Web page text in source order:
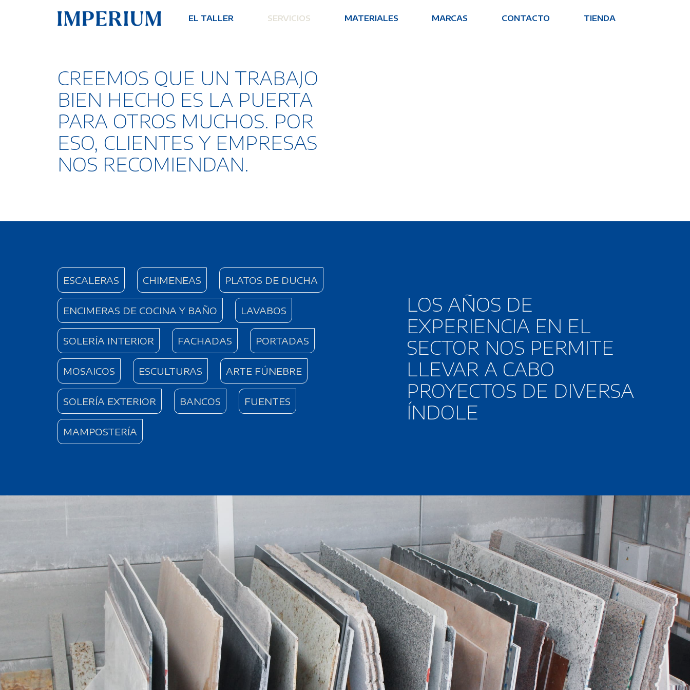
EL TALLER SERVICIOS MATERIALES MARCAS CONTACTO TIENDA
CREEMOS QUE UN TRABAJO
BIEN HECHO ES LA PUERTA
PARA OTROS MUCHOS. POR
ESO, CLIENTES Y EMPRESAS
NOS RECOMIENDAN.
ESCALERAS CHIMENEAS PLATOS DE DUCHA
ENCIMERAS DE COCINA Y BAÑO LAVABOS
SOLERÍA INTERIOR FACHADAS PORTADAS
MOSAICOS ESCULTURAS ARTE FÚNEBRE
SOLERÍA EXTERIOR BANCOS FUENTES
MAMPOSTERÍA
LOS AÑOS DE
EXPERIENCIA EN EL
SECTOR NOS PERMITE
LLEVAR A CABO
PROYECTOS DE DIVERSA
ÍNDOLE